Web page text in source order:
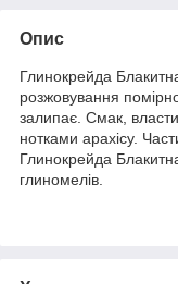
Опис
Глинокрейда
розжовування
залипає. Смак,
нотками арахісу.
Глинокрейда
глиномелів.